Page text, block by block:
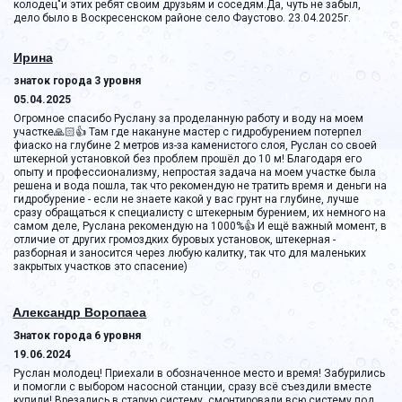
колодец"и этих ребят своим друзьям и соседям.Да, чуть не забыл,
дело было в Воскресенском районе село Фаустово. 23.04.2025г.
Ирина
знаток города 3 уровня
05.04.2025
Огромное спасибо Руслану за проделанную работу и воду на моем
участке🙏🏻👍 Там где накануне мастер с гидробурением потерпел
фиаско на глубине 2 метров из-за каменистого слоя, Руслан со своей
штекерной установкой без проблем прошёл до 10 м! Благодаря его
опыту и профессионализму, непростая задача на моем участке была
решена и вода пошла, так что рекомендую не тратить время и деньги на
гидробурение - если не знаете какой у вас грунт на глубине, лучше
сразу обращаться к специалисту с штекерным бурением, их немного на
самом деле, Руслана рекомендую на 1000%👍 И ещё важный момент, в
отличие от других громоздких буровых установок, штекерная -
разборная и заносится через любую калитку, так что для маленьких
закрытых участков это спасение)
Александр Воропаеа
Знаток города 6 уровня
19.06.2024
Руслан молодец! Приехали в обозначенное место и время! Забурились
и помогли с выбором насосной станции, сразу всё съездили вместе